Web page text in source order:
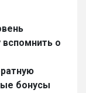
вспомнить о
бонусы